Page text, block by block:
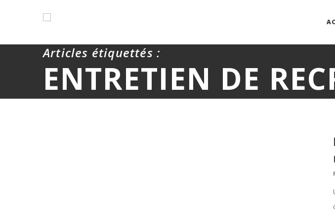
Articles étiquettés :
ENTRETIEN DE